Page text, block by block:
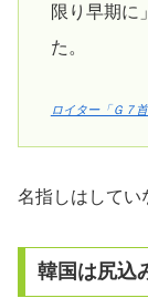
限り早期に
た。
ロイター「Ｇ７
名指しはしてい
韓国は尻込